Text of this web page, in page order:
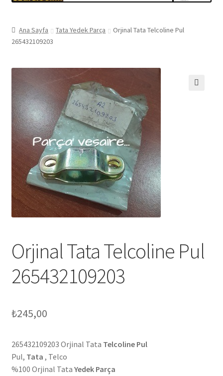
Ana Sayfa Tata Yedek Parça
Orjinal Tata Telcoline Pul
265432109203
Orjinal Tata Telcoline Pul
265432109203
₺245,00
265432109203 Orjinal Tata Telcoline Pul
Pul, Tata , Telco
%100 Orjinal Tata Yedek Parça